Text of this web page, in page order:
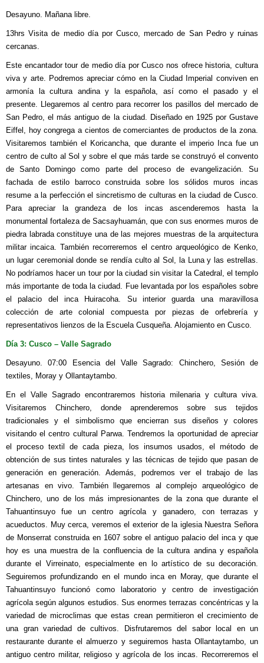
Desayuno. Mañana libre.
13hrs Visita de medio día por Cusco, mercado de San Pedro y ruinas
cercanas.
Este encantador tour de medio día por Cusco nos ofrece historia, cultura
viva y arte. Podremos apreciar cómo en la Ciudad Imperial conviven en
armonía la cultura andina y la española, así como el pasado y el
presente. Llegaremos al centro para recorrer los pasillos del mercado de
San Pedro, el más antiguo de la ciudad. Diseñado en 1925 por Gustave
Eiffel, hoy congrega a cientos de comerciantes de productos de la zona.
Visitaremos también el Koricancha, que durante el imperio Inca fue un
centro de culto al Sol y sobre el que más tarde se construyó el convento
de Santo Domingo como parte del proceso de evangelización. Su
fachada de estilo barroco construida sobre los sólidos muros incas
resume a la perfección el sincretismo de culturas en la ciudad de Cusco.
Para apreciar la grandeza de los incas ascenderemos hasta la
monumental fortaleza de Sacsayhuamán, que con sus enormes muros de
piedra labrada constituye una de las mejores muestras de la arquitectura
militar incaica. También recorreremos el centro arqueológico de Kenko,
un lugar ceremonial donde se rendía culto al Sol, la Luna y las estrellas.
No podríamos hacer un tour por la ciudad sin visitar la Catedral, el templo
más importante de toda la ciudad. Fue levantada por los españoles sobre
el palacio del inca Huiracoha. Su interior guarda una maravillosa
colección de arte colonial compuesta por piezas de orfebrería y
representativos lienzos de la Escuela Cusqueña. Alojamiento en Cusco.
Día 3: Cusco – Valle Sagrado
Desayuno. 07:00 Esencia del Valle Sagrado: Chinchero, Sesión de
textiles, Moray y Ollantaytambo.
En el Valle Sagrado encontraremos historia milenaria y cultura viva.
Visitaremos Chinchero, donde aprenderemos sobre sus tejidos
tradicionales y el simbolismo que encierran sus diseños y colores
visitando el centro cultural Parwa. Tendremos la oportunidad de apreciar
el proceso textil de cada pieza, los insumos usados, el método de
obtención de sus tintes naturales y las técnicas de tejido que pasan de
generación en generación. Además, podremos ver el trabajo de las
artesanas en vivo. También llegaremos al complejo arqueológico de
Chinchero, uno de los más impresionantes de la zona que durante el
Tahuantinsuyo fue un centro agrícola y ganadero, con terrazas y
acueductos. Muy cerca, veremos el exterior de la iglesia Nuestra Señora
de Monserrat construida en 1607 sobre el antiguo palacio del inca y que
hoy es una muestra de la confluencia de la cultura andina y española
durante el Virreinato, especialmente en lo artístico de su decoración.
Seguiremos profundizando en el mundo inca en Moray, que durante el
Tahuantinsuyo funcionó como laboratorio y centro de investigación
agrícola según algunos estudios. Sus enormes terrazas concéntricas y la
variedad de microclimas que estas crean permitieron el crecimiento de
una gran variedad de cultivos. Disfrutaremos del sabor local en un
restaurante durante el almuerzo y seguiremos hasta Ollantaytambo, un
antiguo centro militar, religioso y agrícola de los incas. Recorreremos el